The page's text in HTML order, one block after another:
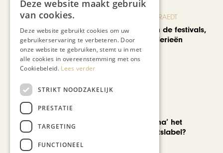
BLOG JO CORTENRAEDT
We verzuipen in de festivals,
feesten en braderieën
Is ‘Made in China’ het
nieuwe kwaliteitslabel?
Deze website maakt gebruik
van cookies.
Deze website gebruikt cookies om uw
gebruikerservaring te verbeteren. Door
onze website te gebruiken, stemt u in met
alle cookies in overeenstemming met ons
Cookiebeleid. Lees verder
STRIKT NOODZAKELIJK
PRESTATIE
TARGETING
FUNCTIONEEL